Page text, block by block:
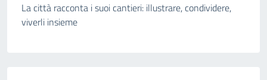
La città racconta i suoi cantieri: illustrare, condividere,
viverli insieme